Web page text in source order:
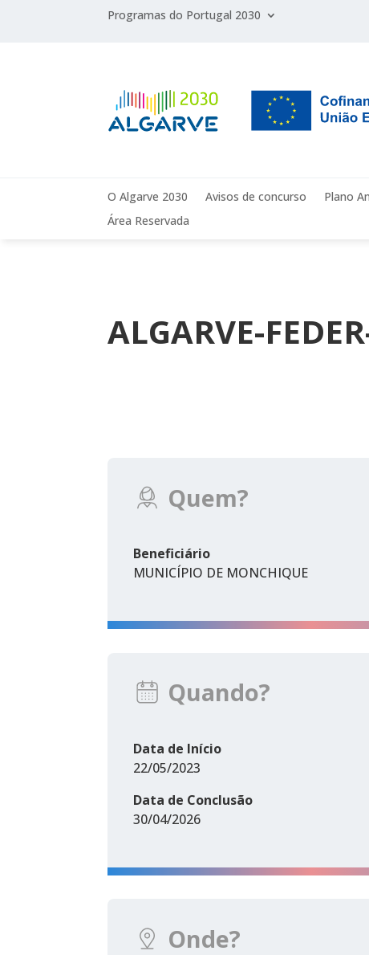
Programas do Portugal 2030
O Algarve 2030 Avisos de concurso Plano
Área Reservada
ALGARVE-
Quem?
Beneficiário
MUNICÍPIO DE MONCHIQUE
Quando?
Data de Início
22/05/2023
Data de Conclusão
30/04/2026
Onde?